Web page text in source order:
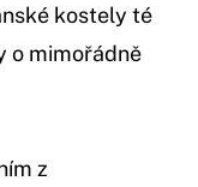
kostely té
o mimořádně
z